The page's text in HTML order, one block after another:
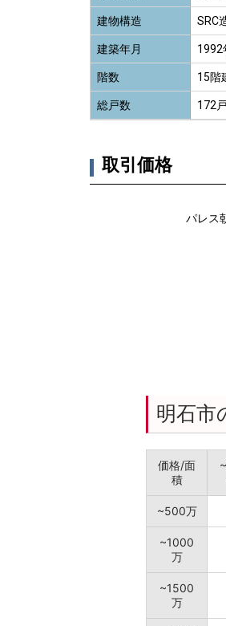
建物構造 SRC
建築年月 1992
階数 15階
総戸数 172戸
取引価格
パレス
明石市
価格/面
積
~500万
~1000
万
~1500
万